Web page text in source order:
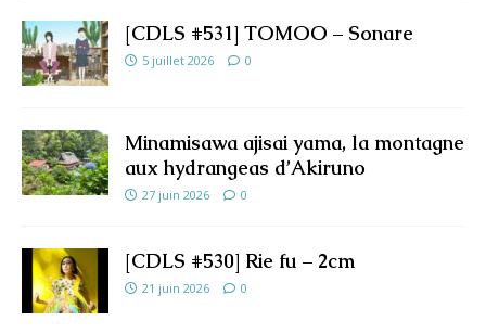
[CDLS #531] TOMOO – Sonare
5 juillet 2026 0
Minamisawa ajisai yama, la montagne
aux hydrangeas d’Akiruno
27 juin 2026 0
[CDLS #530] Rie fu – 2cm
21 juin 2026 0